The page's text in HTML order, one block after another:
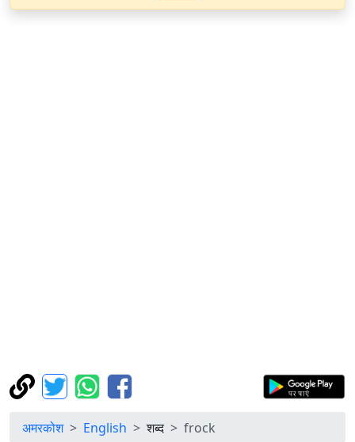
अमरकोश English शब्द frock